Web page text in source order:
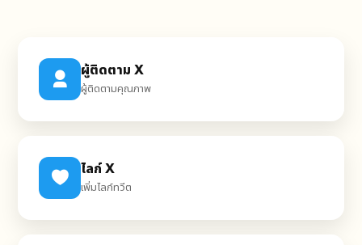
ผู้ติดตาม X
ผู้ติดตามคุณภาพ
ไลก์ X
เพิ่มไลก์ทวีต